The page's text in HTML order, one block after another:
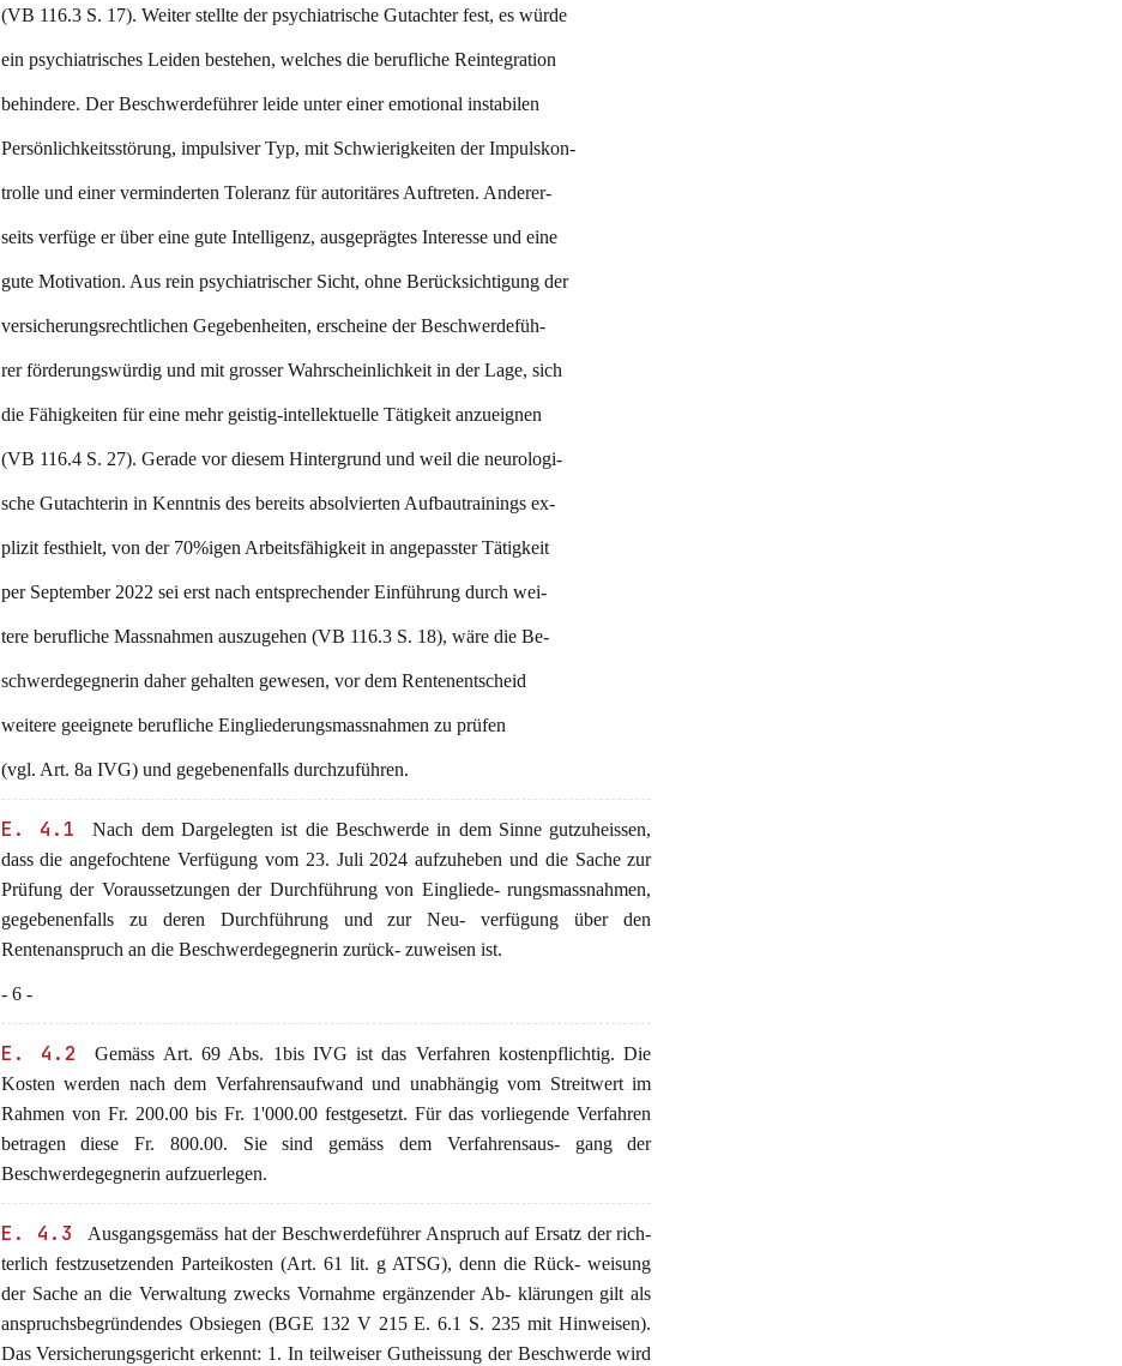
(VB 116.3 S. 17). Weiter stellte der psychiatrische Gutachter fest, es würde
ein psychiatrisches Leiden bestehen, welches die berufliche Reintegration
behindere. Der Beschwerdeführer leide unter einer emotional instabilen
Persönlichkeitsstörung, impulsiver Typ, mit Schwierigkeiten der Impulskon-
trolle und einer verminderten Toleranz für autoritäres Auftreten. Anderer-
seits verfüge er über eine gute Intelligenz, ausgeprägtes Interesse und eine
gute Motivation. Aus rein psychiatrischer Sicht, ohne Berücksichtigung der
versicherungsrechtlichen Gegebenheiten, erscheine der Beschwerdefüh-
rer förderungswürdig und mit grosser Wahrscheinlichkeit in der Lage, sich
die Fähigkeiten für eine mehr geistig-intellektuelle Tätigkeit anzueignen
(VB 116.4 S. 27). Gerade vor diesem Hintergrund und weil die neurologi-
sche Gutachterin in Kenntnis des bereits absolvierten Aufbautrainings ex-
plizit festhielt, von der 70%igen Arbeitsfähigkeit in angepasster Tätigkeit
per September 2022 sei erst nach entsprechender Einführung durch wei-
tere berufliche Massnahmen auszugehen (VB 116.3 S. 18), wäre die Be-
schwerdegegnerin daher gehalten gewesen, vor dem Rentenentscheid
weitere geeignete berufliche Eingliederungsmassnahmen zu prüfen
(vgl. Art. 8a IVG) und gegebenenfalls durchzuführen.
E. 4.1
Nach dem Dargelegten ist die Beschwerde in dem Sinne gutzuheissen,
dass die angefochtene Verfügung vom 23. Juli 2024 aufzuheben und die Sache zur
Prüfung der Voraussetzungen der Durchführung von Eingliede- rungsmassnahmen,
gegebenenfalls zu deren Durchführung und zur Neu- verfügung über den
Rentenanspruch an die Beschwerdegegnerin zurück- zuweisen ist.
- 6 -
E. 4.2
Gemäss Art. 69 Abs. 1bis IVG ist das Verfahren kostenpflichtig. Die
Kosten werden nach dem Verfahrensaufwand und unabhängig vom Streitwert im
Rahmen von Fr. 200.00 bis Fr. 1'000.00 festgesetzt. Für das vorliegende Verfahren
betragen diese Fr. 800.00. Sie sind gemäss dem Verfahrensaus- gang der
Beschwerdegegnerin aufzuerlegen.
E. 4.3
Ausgangsgemäss hat der Beschwerdeführer Anspruch auf Ersatz der rich-
terlich festzusetzenden Parteikosten (Art. 61 lit. g ATSG), denn die Rück- weisung
der Sache an die Verwaltung zwecks Vornahme ergänzender Ab- klärungen gilt als
anspruchsbegründendes Obsiegen (BGE 132 V 215 E. 6.1 S. 235 mit Hinweisen).
Das Versicherungsgericht erkennt: 1. In teilweiser Gutheissung der Beschwerde wird